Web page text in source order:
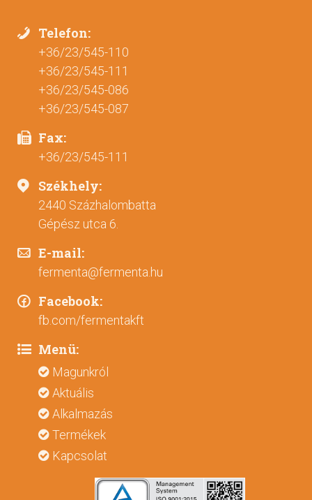
Telefon:
+36/23/545-110
+36/23/545-111
+36/23/545-086
+36/23/545-087
Fax:
+36/23/545-111
Székhely:
2440 Százhalombatta
Gépész utca 6.
E-mail:
fermenta@fermenta.hu
Facebook:
fb.com/fermentakft
Menü:
Magunkról
Aktuális
Alkalmazás
Termékek
Kapcsolat